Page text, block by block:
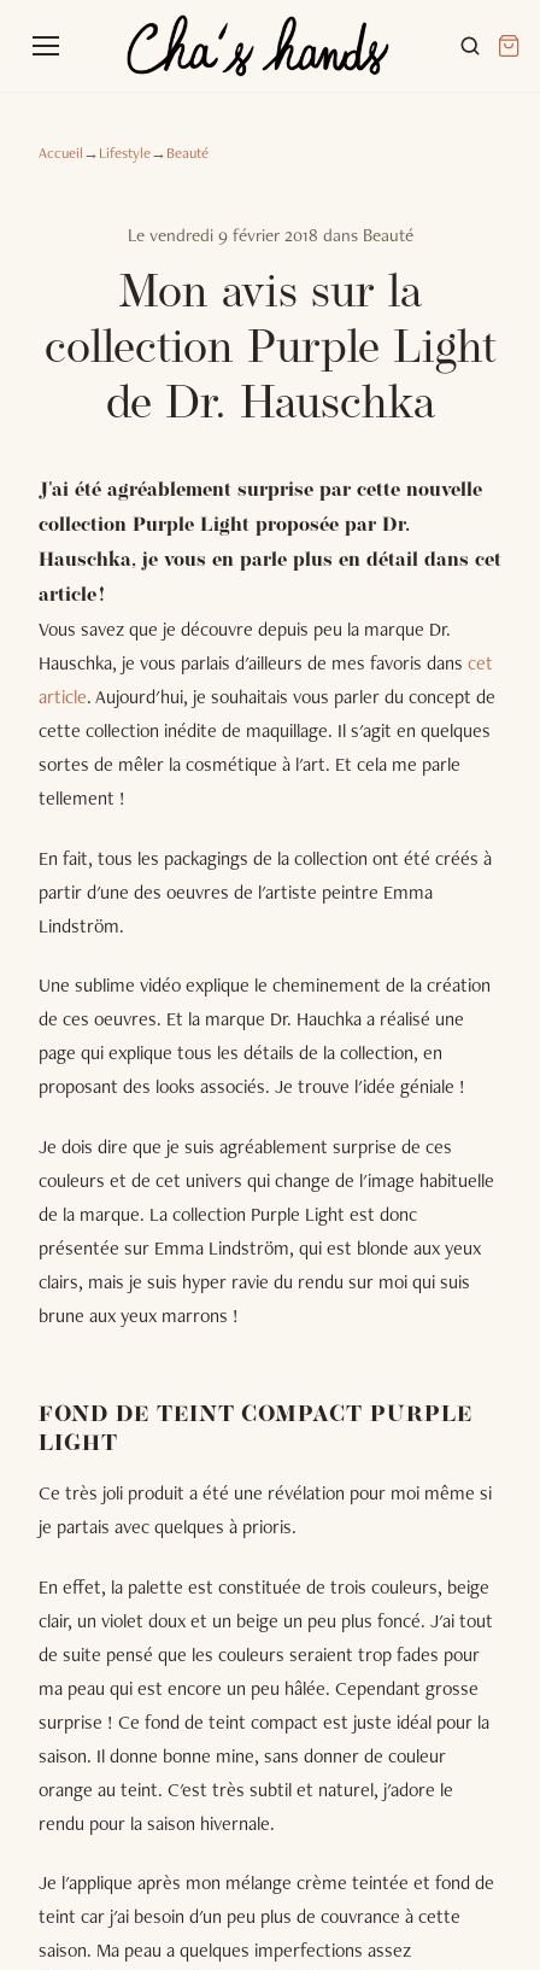
Accueil→Lifestyle→Beauté
Le vendredi 9 février 2018 dans Beauté
Mon avis sur la
collection Purple Light
de Dr. Hauschka
J'ai été agréablement surprise par cette nouvelle
collection Purple Light proposée par Dr.
Hauschka, je vous en parle plus en détail dans cet
article !
Vous savez que je découvre depuis peu la marque Dr.
Hauschka, je vous parlais d'ailleurs de mes favoris dans cet
article. Aujourd'hui, je souhaitais vous parler du concept de
cette collection inédite de maquillage. Il s'agit en quelques
sortes de mêler la cosmétique à l'art. Et cela me parle
tellement !
En fait, tous les packagings de la collection ont été créés à
partir d'une des oeuvres de l'artiste peintre Emma
Lindström.
Une sublime vidéo explique le cheminement de la création
de ces oeuvres. Et la marque Dr. Hauchka a réalisé une
page qui explique tous les détails de la collection, en
proposant des looks associés. Je trouve l'idée géniale !
Je dois dire que je suis agréablement surprise de ces
couleurs et de cet univers qui change de l'image habituelle
de la marque. La collection Purple Light est donc
présentée sur Emma Lindström, qui est blonde aux yeux
clairs, mais je suis hyper ravie du rendu sur moi qui suis
brune aux yeux marrons !
FOND DE TEINT COMPACT PURPLE
LIGHT
Ce très joli produit a été une révélation pour moi même si
je partais avec quelques à prioris.
En effet, la palette est constituée de trois couleurs, beige
clair, un violet doux et un beige un peu plus foncé. J'ai tout
de suite pensé que les couleurs seraient trop fades pour
ma peau qui est encore un peu hâlée. Cependant grosse
surprise ! Ce fond de teint compact est juste idéal pour la
saison. Il donne bonne mine, sans donner de couleur
orange au teint. C'est très subtil et naturel, j'adore le
rendu pour la saison hivernale.
Je l'applique après mon mélange crème teintée et fond de
teint car j'ai besoin d'un peu plus de couvrance à cette
saison. Ma peau a quelques imperfections assez